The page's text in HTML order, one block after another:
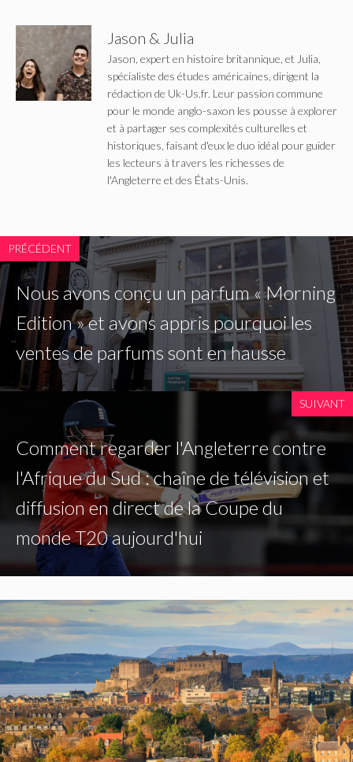
Jason & Julia
Jason, expert en histoire britannique, et Julia,
spécialiste des études américaines, dirigent la
rédaction de Uk-Us.fr. Leur passion commune
pour le monde anglo-saxon les pousse à explorer
et à partager ses complexités culturelles et
historiques, faisant d'eux le duo idéal pour guider
les lecteurs à travers les richesses de
l'Angleterre et des États-Unis.
PRÉCÉDENT
Nous avons conçu un parfum « Morning
Edition » et avons appris pourquoi les
ventes de parfums sont en hausse
SUIVANT
Comment regarder l'Angleterre contre
l'Afrique du Sud : chaîne de télévision et
diffusion en direct de la Coupe du
monde T20 aujourd'hui